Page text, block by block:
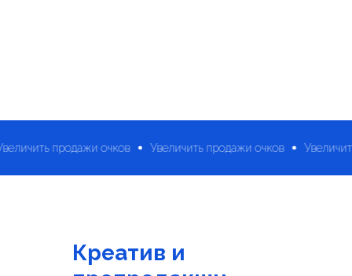
Увеличить продажи очков Увеличить продажи очков
Креатив и